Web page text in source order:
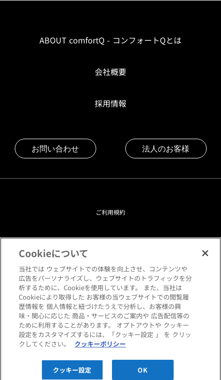
ABOUT comfortQ - コンフォートQとは
会社概要
採用情報
お問い合わせ 法人のお客様
Copyright © HANKYU HOME STYLING Co.,LTD All rights reserved.
ご利用規約
プライバシーポリシー
クッキーポリシー
閲覧環境について
サイトマップ
Cookieについて
当社では ウェブサイトでの体験を向上させ、コンテンツや
広告をパーソナライズし、ウェブサイトのトラフィックを分
析するために、Cookieを使用しています。 また、当社は
Cookieにより取得した お客様の当ウェブサイトでの閲覧履
歴情報を 個人情報と紐づけたうえで分析し、お客様の興
味・関心に応じた 商品・サービスのご案内や 広告配信等の
ために利用することがあります。 オプトアウトや クッキー
設定をカスタマイズするには、「クッキー設定 」 を クリッ
クしてください。
クッキーポリシー
クッキー設定 OK